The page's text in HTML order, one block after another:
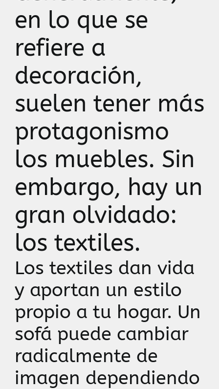
en lo que se
refiere a
decoración,
suelen tener más
protagonismo
los muebles. Sin
embargo, hay un
gran olvidado:
los textiles.
Los textiles dan vida
y aportan un estilo
propio a tu hogar. Un
sofá puede cambiar
radicalmente de
imagen dependiendo